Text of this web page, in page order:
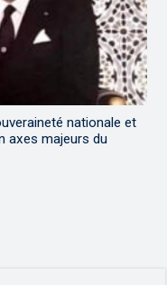
nationale et
axes majeurs du